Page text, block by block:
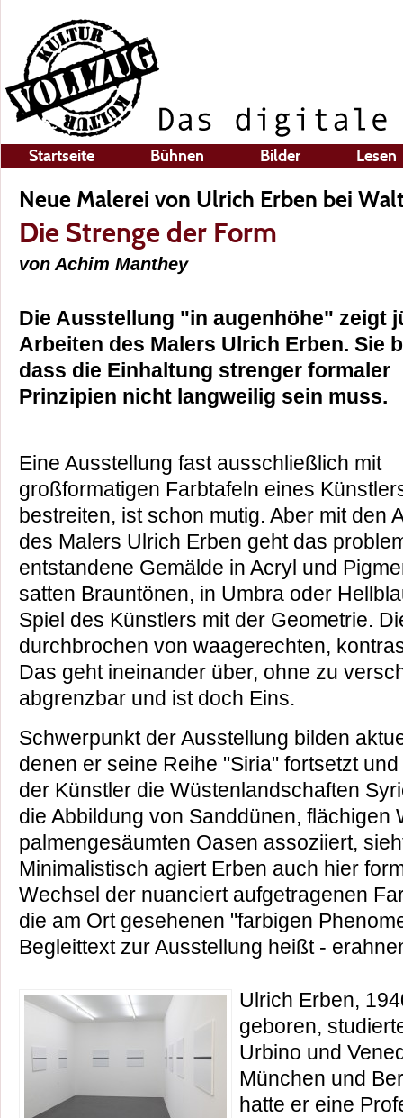
Startseite Bühnen Bilder Lesen
Neue Malerei von Ulrich Erben bei
Die Strenge der Form
von Achim Manthey
Die Ausstellung "in augenhöhe" zeigt
Arbeiten des Malers Ulrich Erben. Sie
dass die Einhaltung strenger formaler
Prinzipien nicht langweilig sein muss.
Eine Ausstellung fast ausschließlich mit
großformatigen Farbtafeln eines
bestreiten, ist schon mutig. Aber mit den
des Malers Ulrich Erben geht das
entstandene Gemälde in Acryl und
satten Brauntönen, in Umbra oder
Spiel des Künstlers mit der Geometrie.
durchbrochen von waagerechten,
Das geht ineinander über, ohne zu
abgrenzbar und ist doch Eins.
Schwerpunkt der Ausstellung bilden
denen er seine Reihe "Siria" fortsetzt
der Künstler die Wüstenlandschaften
die Abbildung von Sanddünen, flächigen
palmengesäumten Oasen assoziiert,
Minimalistisch agiert Erben auch hier
Wechsel der nuanciert aufgetragenen
die am Ort gesehenen "farbigen
Begleittext zur Ausstellung heißt -
Ulrich Erben,
geboren,
Urbino und
München und
hatte er eine